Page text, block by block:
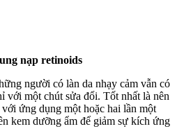
nạp retinoids
người có làn da nhạ‌y cả‌m vẫn có
với một chút sửa đổi. Tốt nhất là nên
ứng dụng một hoặc hai lần một
kem dưỡng ẩm để giảm sự kích ứng